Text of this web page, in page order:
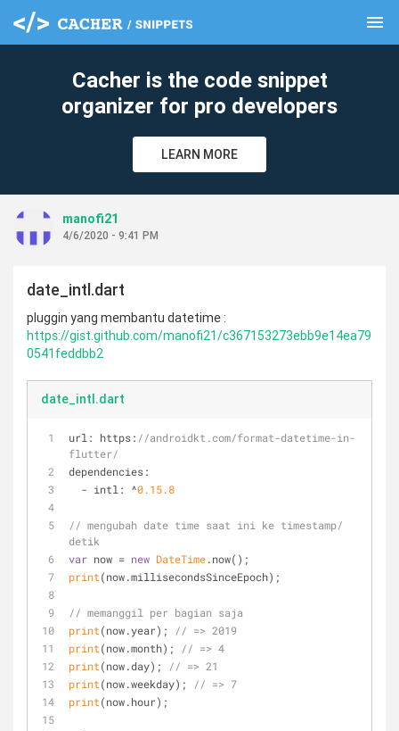
menu
Cacher is the code snippet
organizer for pro developers
LEARN MORE
manofi21
4/6/2020 - 9:41 PM
date_intl.dart
pluggin yang membantu datetime :
https://gist.github.com/manofi21/c367153273ebb9e14ea79
0541feddbb2
date_intl.dart
url: https: //androidkt.com/format-datetime-in-
flutter/
dependencies:
  - intl: ^
0.15.8
// mengubah date time saat ini ke timestamp/
detik
var now = new DateTime.now();
print(now.millisecondsSinceEpoch);
// memanggil per bagian saja
print(now.year);
// => 2019
print(now.month);
// => 4
print(now.day);
// => 21
print(now.weekday);
// => 7
print(now.hour);
clear